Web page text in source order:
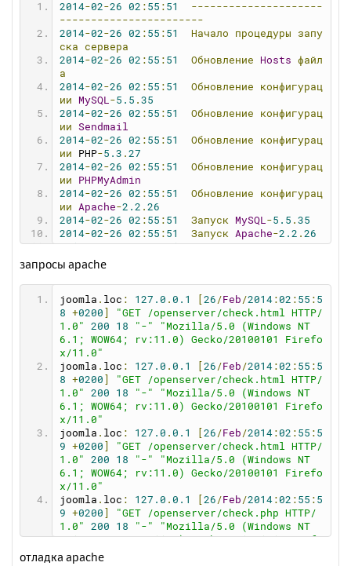
2014-02-26 02 : 55 : 51
---------------------
-----------------------
2014-02-26 02 : 55 : 51 Начало процедуры
запу
ска
сервера
2014-02-26 02 : 55 : 51 Обновление Hosts файл
а
2014-02-26 02 : 55 : 51 Обновление
конфигурац
ии
MySQL-5.5 . 35
2014-02-26 02 : 55 : 51 Обновление
конфигурац
ии Sendmail
2014-02-26 02 : 55 : 51 Обновление
конфигурац
ии PHP-5.3 . 27
2014-02-26 02 : 55 : 51 Обновление
конфигурац
ии
PHPMyAdmin
2014-02-26 02 : 55 : 51 Обновление
конфигурац
ии Apache-2.2 . 26
2014-02-26 02 : 55 : 51 Запуск MySQL-5.5 . 35
2014-02-26 02 : 55 : 51 Запуск Apache-2.2 . 26
2014-02-26 02:55:51 Проверка состояния се
рвера
2014
MySQL-5.5.35
2014-02 -26 02 :56 : 07 Сбой
запуска!
2014-02 26 02 56:07
---------------------
-----------------------
2014
02-26 02: 56 : 07 Начало процедуры
оста
новки
сервера
2014-02 -26 02 :56 : 07 Остановка системных
м
одулей
2014
02- 26 02 : 56 : 08 Отключение виртуально
го
диска
2014 - 02
тановлен!
запросы apache
joomla . loc : 127.0 . 0.1 26 /Feb /2014 : 02 : 55 : 5
8 +0200
"GET /openserver/check.html HTTP/
1.0"
200 18 "-"
"Mozilla/5.0 (Windows NT
6.1; WOW64; rv:11.0) Gecko/20100101 Firefo
x/11.0"
joomla . loc : 127.0 . 0.1 26 /Feb /2014 : 02 : 55 : 5
8 +0200
"GET /openserver/check.html HTTP/
1.0"
200 18 "-"
"Mozilla/5.0 (Windows NT
6.1; WOW64; rv:11.0) Gecko/20100101 Firefo
x/11.0"
joomla . loc : 127.0 . 0.1 26 /Feb /2014 : 02 : 55 : 5
9 +0200
"GET /openserver/check.html HTTP/
1.0"
200 18 "-"
"Mozilla/5.0 (Windows NT
6.1; WOW64; rv:11.0) Gecko/20100101 Firefo
x/11.0"
joomla . loc : 127.0 . 0.1 26 /Feb /2014 : 02 : 55 : 5
9 +0200
"GET /openserver/check.php HTTP/
1.0"
200 18 "-"
"Mozilla/5.0 (Windows NT
6.1; WOW64; rv:11.0) Gecko/20100101 Firefo
x/11.0"
отладка apache